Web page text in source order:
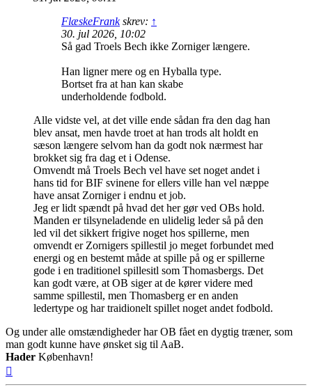
FlæskeFrankskrev: ↑
30. jul 2026, 10:02
Så gad Troels Bech ikke Zorniger længere.
Han ligner mere og en Hyballa type.
Bortset fra at han kan skabe
underholdende fodbold.
Alle vidste vel, at det ville ende sådan fra den dag han
blev ansat, men havde troet at han trods alt holdt en
sæson længere selvom han da godt nok nærmest har
brokket sig fra dag et i Odense.
Omvendt må Troels Bech vel have set noget andet i
hans tid for BIF svinene for ellers ville han vel næppe
have ansat Zorniger i endnu et job.
Jeg er lidt spændt på hvad det her gør ved OBs hold.
Manden er tilsyneladende en ulidelig leder så på den
led vil det sikkert frigive noget hos spillerne, men
omvendt er Zornigers spillestil jo meget forbundet med
energi og en bestemt måde at spille på og er spillerne
gode i en traditionel spillesitl som Thomasbergs. Det
kan godt være, at OB siger at de kører videre med
samme spillestil, men Thomasberg er en anden
ledertype og har traidionelt spillet noget andet fodbold.
Og under alle omstændigheder har OB fået en dygtig træner, som
man godt kunne have ønsket sig til AaB.
Hader København!